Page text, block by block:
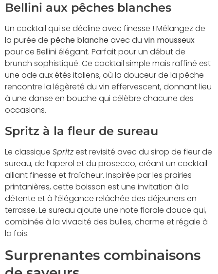
Bellini aux pêches blanches
Un cocktail qui se décline avec finesse ! Mélangez de
la purée de pêche blancheavec du vin mousseux
pour ce Bellini élégant. Parfait pour un début de
brunch sophistiqué. Ce cocktail simple mais raffiné est
une ode aux étés italiens, où la douceur de la pêche
rencontre la légèreté du vin effervescent, donnant lieu
à une danse en bouche qui célèbre chacune des
occasions.
Spritz à la fleur de sureau
Le classique Spritzest revisité avec du sirop de fleur de
sureau, de l’aperol et du prosecco, créant un cocktail
alliant finesse et fraîcheur. Inspirée par les prairies
printanières, cette boisson est une invitation à la
détente et à l’élégance relâchée des déjeuners en
terrasse. Le sureau ajoute une note florale douce qui,
combinée à la vivacité des bulles, charme et régale à
la fois.
Surprenantes combinaisons